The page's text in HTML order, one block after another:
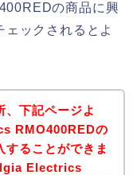
の商品に興
ックされるとよ
、下記ページよ
RMO400REDの
することができま
Electrics